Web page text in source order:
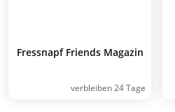
Fressnapf Friends Magazin
verbleiben 24 Tage